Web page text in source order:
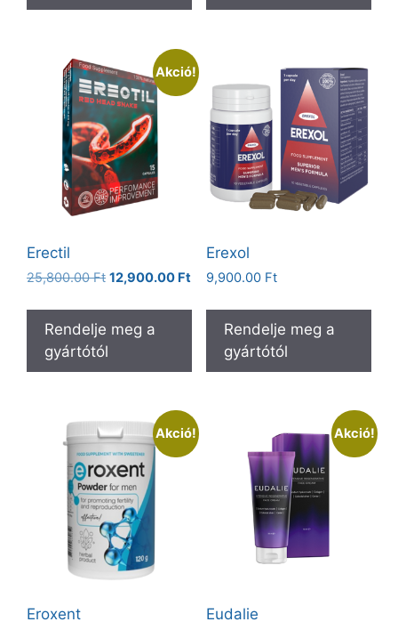
Akció!
Erectil
25,800.00Ft Original
was:
25,800.00 Ft.
12,900.00 Ft Current
is:
12,900.00 Ft.
Rendelje meg a
gyártótól
Erexol
9,900.00 Ft
Rendelje meg a
gyártótól
Akció!
Eroxent
Akció!
Eudalie